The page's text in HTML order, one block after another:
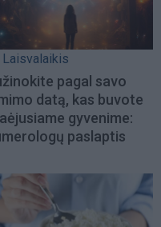
Laisvalaikis
pagal savo
datą, kas buvote
gyvenime:
paslaptis